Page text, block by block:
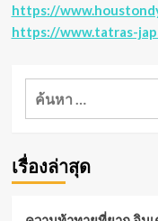
https://
https://www.tatras-
ค้นหา
เรื่องล่าสุด